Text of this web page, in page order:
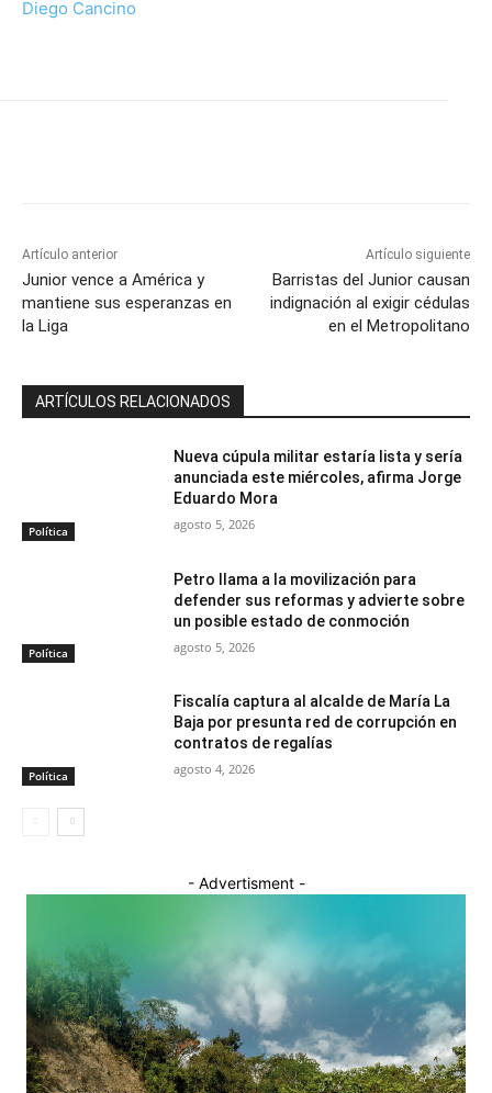
Diego Cancino
Artículo anterior
Junior vence a América y
mantiene sus esperanzas en
la Liga
Artículo siguiente
Barristas del Junior causan
indignación al exigir cédulas
en el Metropolitano
ARTÍCULOS RELACIONADOS
Política
Nueva cúpula militar estaría lista y sería
anunciada este miércoles, afirma Jorge
Eduardo Mora
agosto 5, 2026
Política
Petro llama a la movilización para
defender sus reformas y advierte sobre
un posible estado de conmoción
agosto 5, 2026
Política
Fiscalía captura al alcalde de María La
Baja por presunta red de corrupción en
contratos de regalías
agosto 4, 2026
- Advertisment -